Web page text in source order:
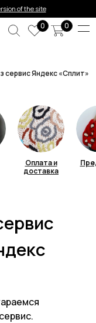
0
0
of the site
сервис Яндекс «Сплит»
Оплата и
доставка